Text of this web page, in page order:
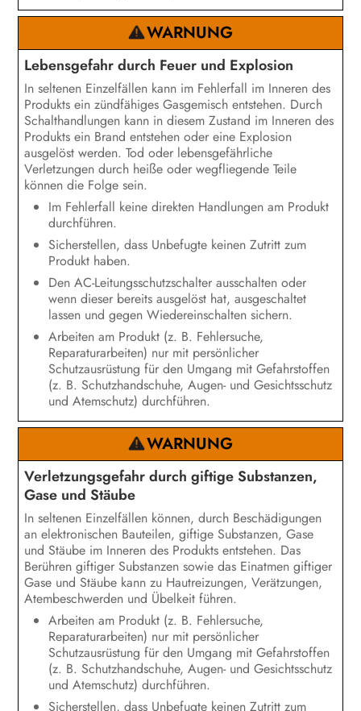
WARNUNG
Lebensgefahr durch Feuer und Explosion
In seltenen Einzelfällen kann im Fehlerfall im Inneren des
Produkts ein zündfähiges Gasgemisch entstehen. Durch
Schalthandlungen kann in diesem Zustand im Inneren des
Produkts ein Brand entstehen oder eine Explosion
ausgelöst werden. Tod oder lebensgefährliche
Verletzungen durch heiße oder wegfliegende Teile
können die Folge sein.
Im Fehlerfall keine direkten Handlungen am Produkt
durchführen.
Sicherstellen, dass Unbefugte keinen Zutritt zum
Produkt haben.
Den AC-Leitungsschutzschalter ausschalten oder
wenn dieser bereits ausgelöst hat, ausgeschaltet
lassen und gegen Wiedereinschalten sichern.
Arbeiten am Produkt (z. B. Fehlersuche,
Reparaturarbeiten) nur mit persönlicher
Schutzausrüstung für den Umgang mit Gefahrstoffen
(z. B. Schutzhandschuhe, Augen- und Gesichtsschutz
und Atemschutz) durchführen.
WARNUNG
Verletzungsgefahr durch giftige Substanzen,
Gase und Stäube
In seltenen Einzelfällen können, durch Beschädigungen
an elektronischen Bauteilen, giftige Substanzen, Gase
und Stäube im Inneren des Produkts entstehen. Das
Berühren giftiger Substanzen sowie das Einatmen giftiger
Gase und Stäube kann zu Hautreizungen, Verätzungen,
Atembeschwerden und Übelkeit führen.
Arbeiten am Produkt (z. B. Fehlersuche,
Reparaturarbeiten) nur mit persönlicher
Schutzausrüstung für den Umgang mit Gefahrstoffen
(z. B. Schutzhandschuhe, Augen- und Gesichtsschutz
und Atemschutz) durchführen.
Sicherstellen, dass Unbefugte keinen Zutritt zum